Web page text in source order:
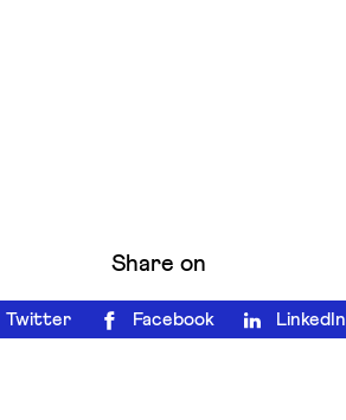
Share on
Twitter Facebook LinkedIn